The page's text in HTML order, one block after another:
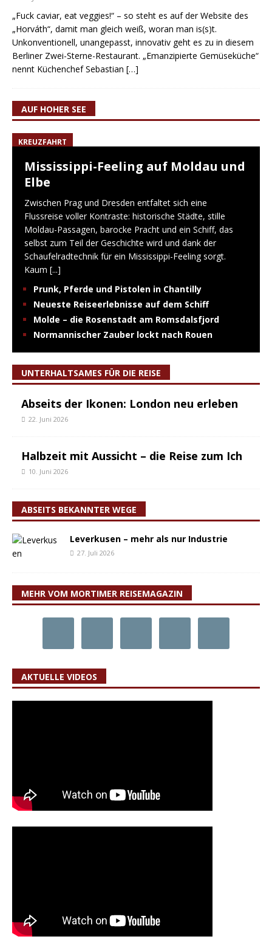
„Fuck caviar, eat veggies!“ – so steht es auf der Website des
„Horváth“, damit man gleich weiß, woran man is(s)t.
Unkonventionell, unangepasst, innovativ geht es zu in diesem
Berliner Zwei-Sterne-Restaurant. „Emanzipierte Gemüseküche“
nennt Küchenchef Sebastian […]
AUF HOHER SEE
KREUZFAHRT
Mississippi-Feeling auf Moldau und
Elbe
Zwischen Prag und Dresden entfaltet sich eine
Flussreise voller Kontraste: historische Städte, stille
Moldau-Passagen, barocke Pracht und ein Schiff, das
selbst zum Teil der Geschichte wird und dank der
Schaufelradtechnik für ein Mississippi-Feeling sorgt.
Kaum [...]
Prunk, Pferde und Pistolen in Chantilly
Neueste Reiseerlebnisse auf dem Schiff
Molde – die Rosenstadt am Romsdalsfjord
Normannischer Zauber lockt nach Rouen
UNTERHALTSAMES FÜR DIE REISE
Abseits der Ikonen: London neu erleben
22. Juni 2026
Halbzeit mit Aussicht – die Reise zum Ich
10. Juni 2026
ABSEITS BEKANNTER WEGE
Leverkusen – mehr als nur Industrie
27. Juli 2026
MEHR VOM MORTIMER REISEMAGAZIN
AKTUELLE VIDEOS